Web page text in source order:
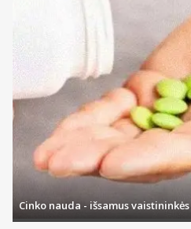
Cinko nauda - išsamus